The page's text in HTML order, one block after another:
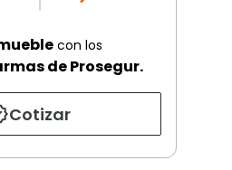
con los
de Prosegur.
Cotizar